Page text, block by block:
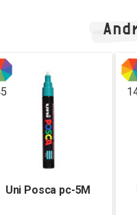
Uni Posca pc-5M